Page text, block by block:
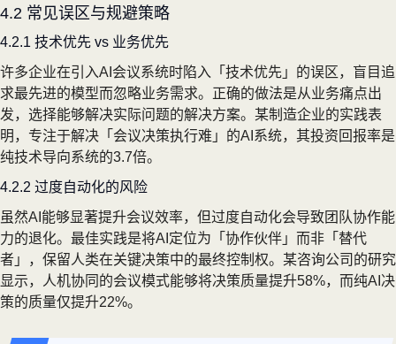
4.2 常见误区与规避策略
4.2.1 技术优先 vs 业务优先
许多企业在引入AI会议系统时陷入「技术优先」的误区，盲目追
求最先进的模型而忽略业务需求。正确的做法是从业务痛点出
发，选择能够解决实际问题的解决方案。某制造企业的实践表
明，专注于解决「会议决策执行难」的AI系统，其投资回报率是
纯技术导向系统的3.7倍。
4.2.2 过度自动化的风险
虽然AI能够显著提升会议效率，但过度自动化会导致团队协作能
力的退化。最佳实践是将AI定位为「协作伙伴」而非「替代
者」，保留人类在关键决策中的最终控制权。某咨询公司的研究
显示，人机协同的会议模式能够将决策质量提升58%，而纯AI决
策的质量仅提升22%。